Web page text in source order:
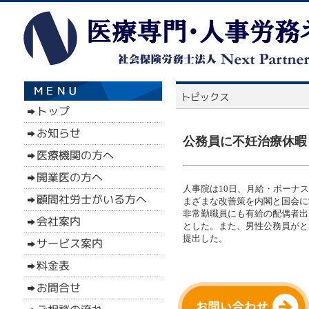
公務員に不妊治療休
人事院は10日、月給・ボーナ
まざまな改善策を内閣と国会
非常勤職員にも有給の配偶者
とした。また、男性公務員が
提出した。